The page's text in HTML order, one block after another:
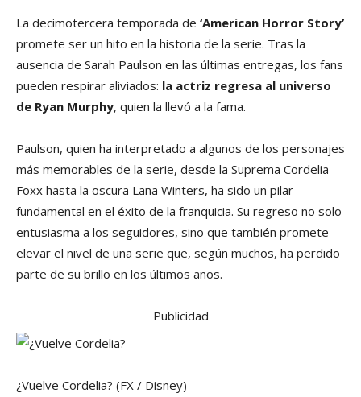
La decimotercera temporada de ‘American Horror Story’
promete ser un hito en la historia de la serie. Tras la
ausencia de Sarah Paulson en las últimas entregas, los fans
pueden respirar aliviados: la actriz regresa al universo
de Ryan Murphy, quien la llevó a la fama.
Paulson, quien ha interpretado a algunos de los personajes
más memorables de la serie, desde la Suprema Cordelia
Foxx hasta la oscura Lana Winters, ha sido un pilar
fundamental en el éxito de la franquicia. Su regreso no solo
entusiasma a los seguidores, sino que también promete
elevar el nivel de una serie que, según muchos, ha perdido
parte de su brillo en los últimos años.
Publicidad
¿Vuelve Cordelia? (FX / Disney)